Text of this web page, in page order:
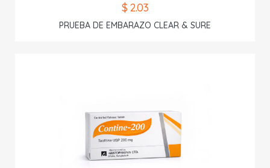
$ 2.03
PRUEBA DE EMBARAZO CLEAR & SURE